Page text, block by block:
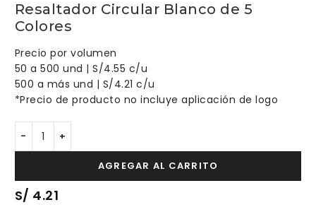
Resaltador Circular Blanco de 5
Colores
S/ 4.21
Precio por volumen
50 a 500 und | S/4.55 c/u
500 a más und | S/4.21 c/u
*Precio de producto no incluye aplicación de logo
AGREGAR AL CARRITO